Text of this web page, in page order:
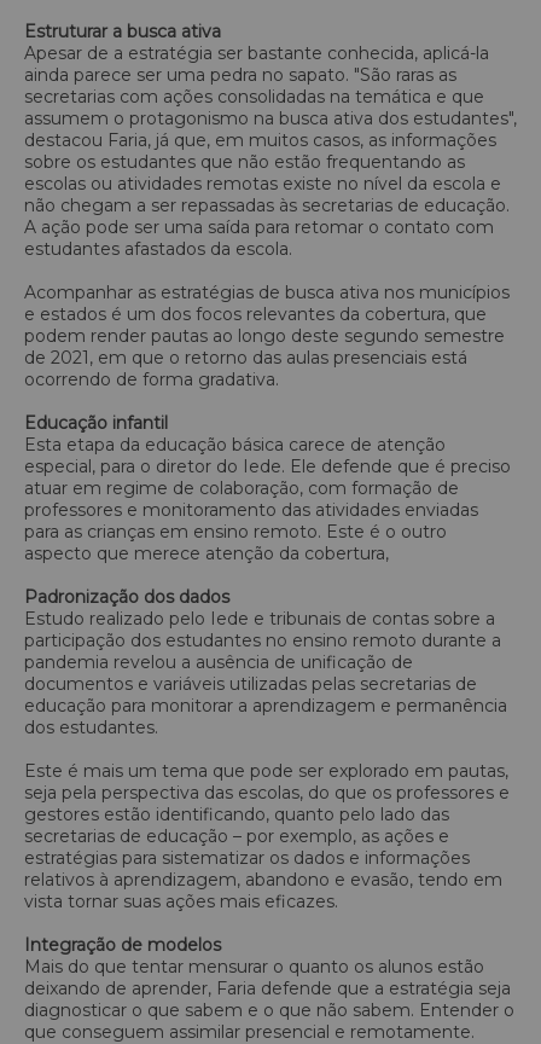
Estruturar a busca ativa
Apesar de a estratégia ser bastante conhecida, aplicá-la
ainda parece ser uma pedra no sapato. "São raras as
secretarias com ações consolidadas na temática e que
assumem o protagonismo na busca ativa dos estudantes",
destacou Faria, já que, em muitos casos, as informações
sobre os estudantes que não estão frequentando as
escolas ou atividades remotas existe no nível da escola e
não chegam a ser repassadas às secretarias de educação.
A ação pode ser uma saída para retomar o contato com
estudantes afastados da escola.
Acompanhar as estratégias de busca ativa nos municípios
e estados é um dos focos relevantes da cobertura, que
podem render pautas ao longo deste segundo semestre
de 2021, em que o retorno das aulas presenciais está
ocorrendo de forma gradativa.
Educação infantil
Esta etapa da educação básica carece de atenção
especial, para o diretor do Iede. Ele defende que é preciso
atuar em regime de colaboração, com formação de
professores e monitoramento das atividades enviadas
para as crianças em ensino remoto. Este é o outro
aspecto que merece atenção da cobertura,
Padronização dos dados
Estudo realizado pelo Iede e tribunais de contas sobre a
participação dos estudantes no ensino remoto durante a
pandemia revelou a ausência de unificação de
documentos e variáveis utilizadas pelas secretarias de
educação para monitorar a aprendizagem e permanência
dos estudantes.
Este é mais um tema que pode ser explorado em pautas,
seja pela perspectiva das escolas, do que os professores e
gestores estão identificando, quanto pelo lado das
secretarias de educação – por exemplo, as ações e
estratégias para sistematizar os dados e informações
relativos à aprendizagem, abandono e evasão, tendo em
vista tornar suas ações mais eficazes.
Integração de modelos
Mais do que tentar mensurar o quanto os alunos estão
deixando de aprender, Faria defende que a estratégia seja
diagnosticar o que sabem e o que não sabem. Entender o
que conseguem assimilar presencial e remotamente.